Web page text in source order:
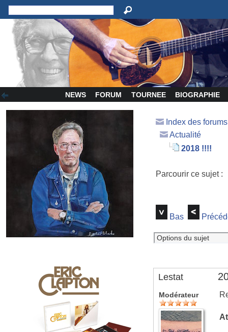
NEWS FORUM TOURNEE BIOGRAPHIE
Index des
Actualité
2018 !!!!
Parcourir ce sujet
Bas
Lestat
Modérateur